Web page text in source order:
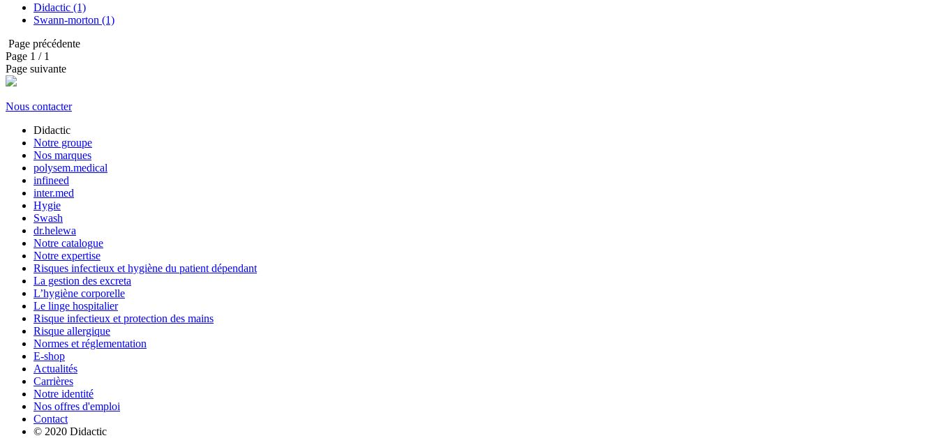
Didactic (1)
Swann-morton (1)
Page précédente
Page 1 / 1
Page suivante
Nous contacter
Didactic
Notre groupe
Nos marques
polysem.medical
infineed
inter.med
Hygie
Swash
dr.helewa
Notre catalogue
Notre expertise
Risques infectieux et hygiène du patient dépendant
La gestion des excreta
L’hygiène corporelle
Le linge hospitalier
Risque infectieux et protection des mains
Risque allergique
Normes et réglementation
E-shop
Actualités
Carrières
Notre identité
Nos offres d'emploi
Contact
© 2020 Didactic